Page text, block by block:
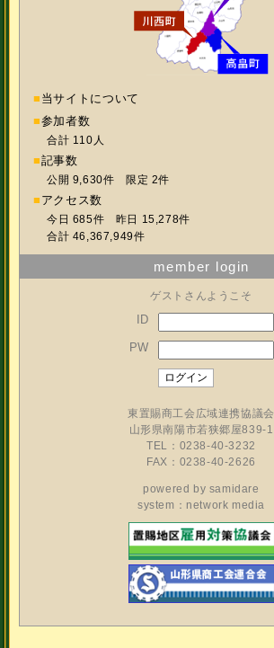
■ 当サイトについて
■参加者数
合計 110人
■記事数
公開 9,630件 限定 2件
■ アクセス数
今日 685件 昨日 15,278件
合計 46,367,949件
member login
ゲストさんようこそ
ID
PW
東置賜商工会広域連携協議会
山形県南陽市若狭郷屋839-1
TEL：0238-40-3232
FAX：0238-40-2626
powered by samidare
system：network media